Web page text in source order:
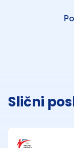
Slični